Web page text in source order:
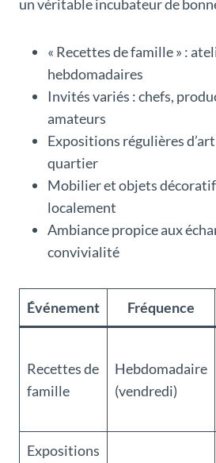
un véritable incubateur de
« Recettes de famille » :
hebdomadaires
Invités variés : chefs,
amateurs
Expositions régulières
quartier
Mobilier et objets
localement
Ambiance propice aux
convivialité
Événement Fréquence
Recettes de
famille
Hebdomadaire
(vendredi)
Expositions